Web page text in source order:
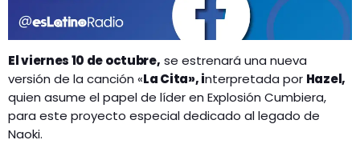
El viernes 10 de octubre, se estrenará una nueva
versión de la canción «La Cita», interpretada por Hazel,
quien asume el papel de líder en Explosión Cumbiera,
para este proyecto especial dedicado al legado de
Naoki.